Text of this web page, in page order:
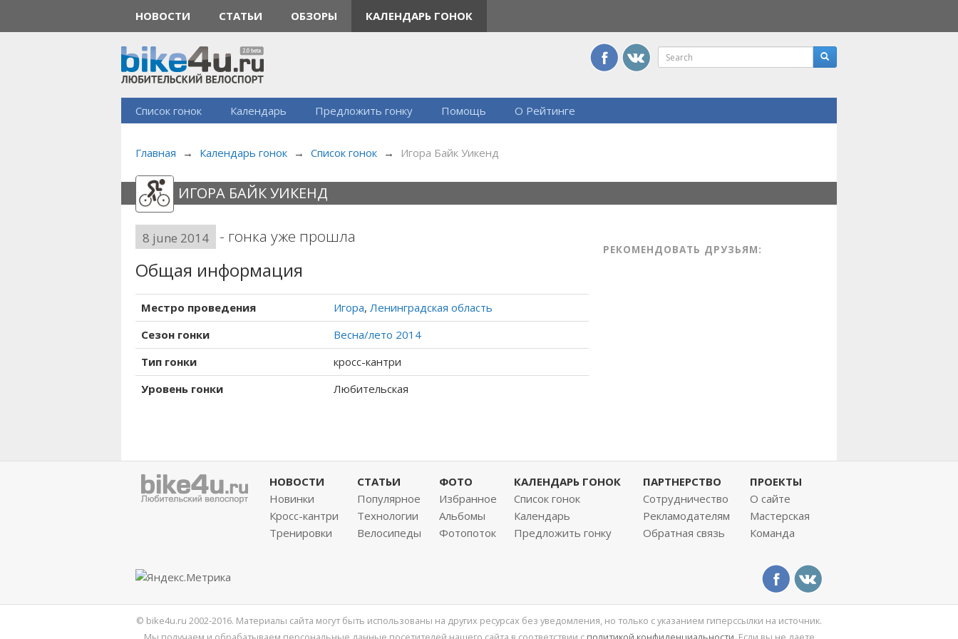
НОВОСТИ СТАТЬИ ОБЗОРЫ КАЛЕНДАРЬ ГОНОК
Список гонок Календарь Предложить гонку Помощь О Рейтинге
Главная → Календарь гонок → Список гонок → Игора Байк Уикенд
ИГОРА БАЙК УИКЕНД
8 june 2014 - гонка уже прошла
Общая информация
Местро проведения Игора, Ленинградская область
Сезон гонки
Весна/лето 2014
Тип гонки
кросс-кантри
Уровень гонки
Любительская
РЕКОМЕНДОВАТЬ ДРУЗЬЯМ:
НОВОСТИ
Новинки
Кросс-кантри
Тренировки
СТАТЬИ
Популярное
Технологии
Велосипеды
ФОТО
Избранное
Альбомы
Фотопоток
КАЛЕНДАРЬ ГОНОК
Список гонок
Календарь
Предложить гонку
ПАРТНЕРСТВО
Сотрудничество
Рекламодателям
Обратная связь
ПРОЕКТЫ
О сайте
Мастерская
Команда
© bike4u.ru 2002-2016. Материалы сайта могут быть использованы на других ресурсах без уведомления, но только с указанием гиперссылки на источник.